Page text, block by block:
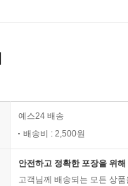
예스24 배송
배송비 : 2,500원
안전하고 정확한 포장을 위
고객님께 배송되는 모든 상